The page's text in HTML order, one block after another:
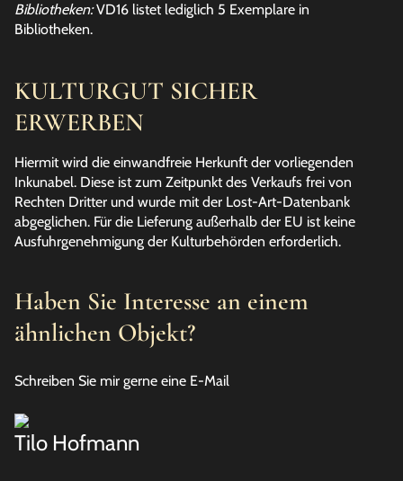
Bibliotheken:VD16 listet lediglich 5 Exemplare in
Bibliotheken.
KULTURGUT SICHER
ERWERBEN
Hiermit wird die einwandfreie Herkunft der vorliegenden
Inkunabel. Diese ist zum Zeitpunkt des Verkaufs frei von
Rechten Dritter und wurde mit der Lost-Art-Datenbank
abgeglichen. Für die Lieferung außerhalb der EU ist keine
Ausfuhrgenehmigung der Kulturbehörden erforderlich.
Haben Sie Interesse an einem
ähnlichen Objekt?
Schreiben Sie mir gerne eine E-Mail
Tilo Hofmann